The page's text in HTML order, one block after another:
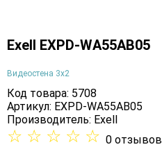
Exell EXPD-WA55AB05
Видеостена 3х2
Код товара: 5708
Артикул: EXPD-WA55AB05
Производитель: Exell
☆ ☆ ☆ ☆ ☆ 0 отзывов